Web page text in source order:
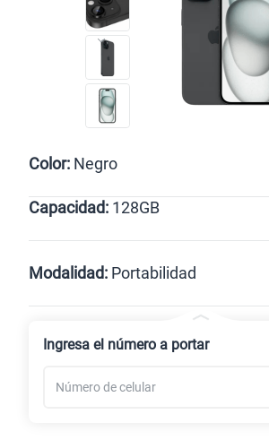
Color: Negro
Negro
Capacidad: 128GB
128GB
Modalidad: Portabilidad
Renovación
Ingresa el número a portar